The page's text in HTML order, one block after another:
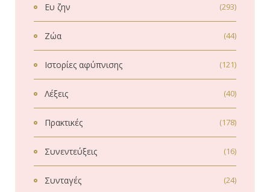
Ευ ζην (293)
Ζώα (44)
Ιστορίες αφύπνισης (121)
Λέξεις (40)
Πρακτικές (178)
Συνεντεύξεις (16)
Συνταγές (24)